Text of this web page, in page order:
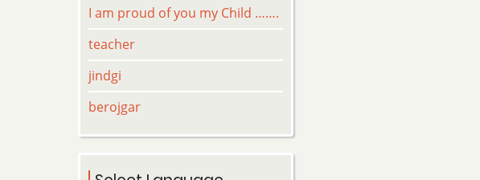
I am proud of you my Child …….
teacher
jindgi
berojgar